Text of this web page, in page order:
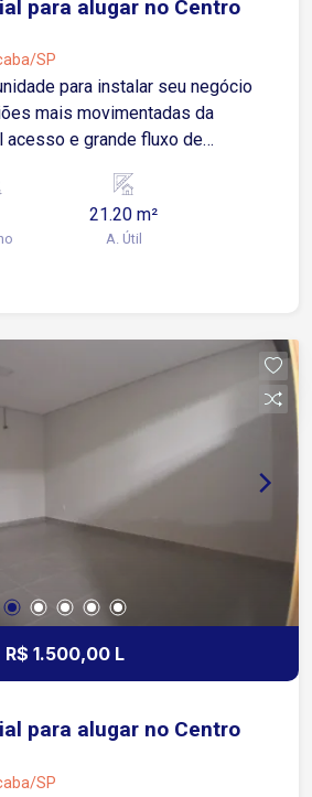
para alugar no Centro
SP
para instalar seu negócio
mais movimentadas da
acesso e grande fluxo de
Dom Aguirre e à Avenida
ao Poupatempo Sorocaba e
1 sala 1
lojas ou diversos tipos
instalar sua empresa em uma
21.20 m²
A. Útil
R$ 1.500,00 L
para alugar no Centro
SP